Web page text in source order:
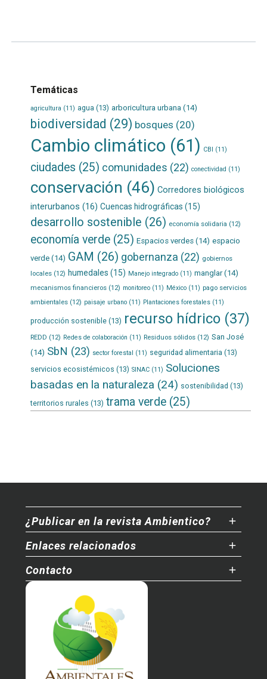
Temáticas
agricultura (11) agua (13) arboricultura urbana(14)
biodiversidad (29) bosques (20)
Cambio climático (61) CBI (11)
ciudades (25) comunidades (22) conectividad (11)
conservación (46) Corredores biológicos
interurbanos (16) Cuencas hidrográficas (15)
desarrollo sostenible (26) economía solidaria (12)
economía verde(25) Espacios verdes(14) espacio
verde(14) GAM (26) gobernanza (22) gobiernos
locales(12) humedales (15) Manejo integrado(11) manglar(14)
mecanismos financieros(12) monitoreo(11) México(11) pago servicios
ambientales(12) paisaje urbano(11) Plantaciones forestales(11)
producción sostenible(13) recurso hídrico(37)
REDD (12) Redes de colaboración (11) Residuos sólidos(12) San José
(14) SbN (23) sector forestal (11) seguridad alimentaria (13)
servicios ecosistémicos (13) SINAC(11) Soluciones
basadas en la naturaleza (24) sostenibilidad (13)
territorios rurales (13) trama verde(25)
¿Publicar en la revista Ambientico?
Enlaces relacionados
Contacto